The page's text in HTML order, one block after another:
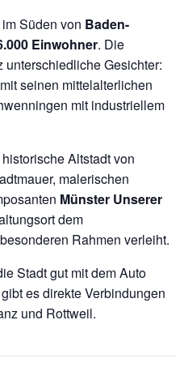
Süden von Baden-
Einwohner. Die
Gesichter:
seinen mittelalterlichen
mit industriellem
Altstadt von
malerischen
Münster Unserer
dem
Rahmen verleiht.
Stadt gut mit dem Auto
es direkte Verbindungen
und Rottweil.